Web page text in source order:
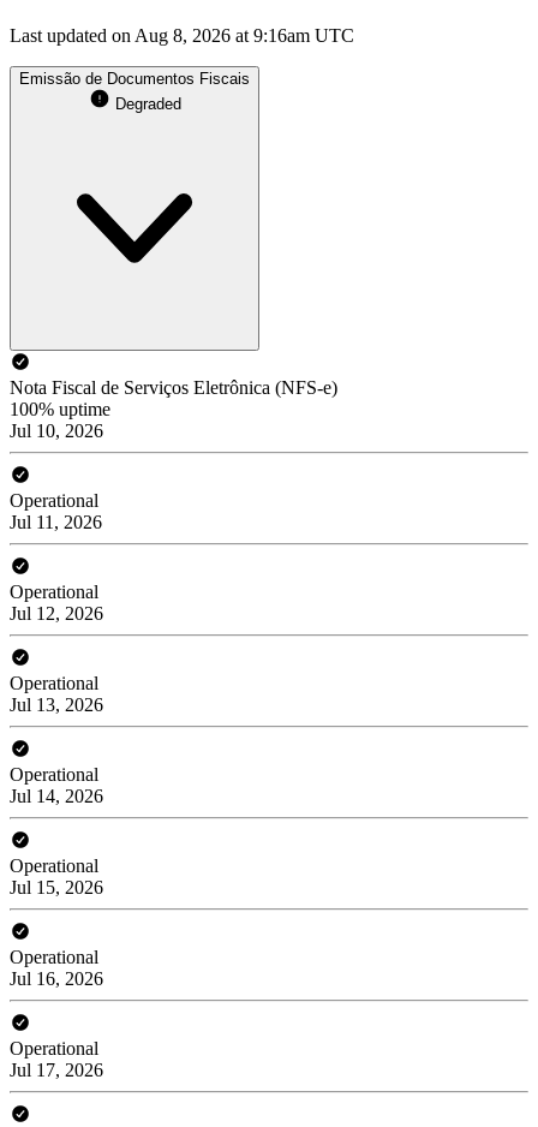
Last updated on Aug 8, 2026 at 9:16am UTC
Emissão de Documentos Fiscais
Degraded
Nota Fiscal de Serviços Eletrônica (NFS-e)
100% uptime
Jul 10, 2026
Operational
Jul 11, 2026
Operational
Jul 12, 2026
Operational
Jul 13, 2026
Operational
Jul 14, 2026
Operational
Jul 15, 2026
Operational
Jul 16, 2026
Operational
Jul 17, 2026